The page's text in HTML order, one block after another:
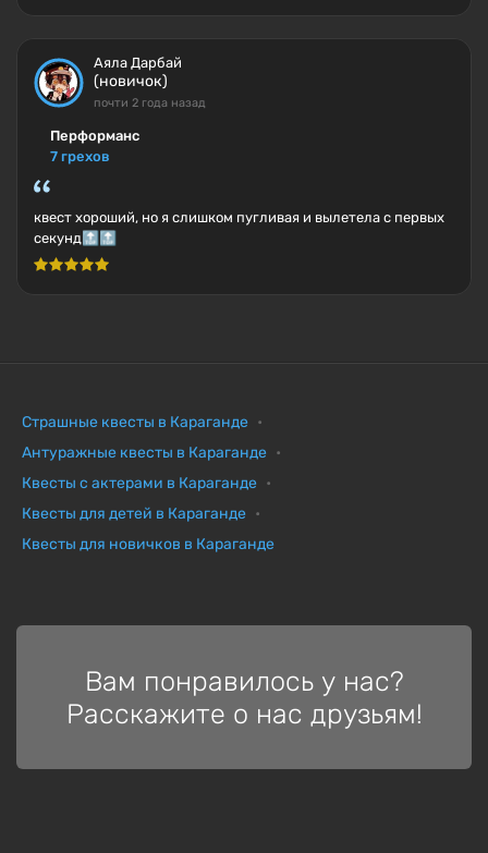
Аяла Дарбай
(новичок)
почти 2 года назад
Перформанс
7 грехов
квест хороший, но я слишком пугливая и вылетела с первых
секунд🔝🔝
Страшные квесты в Караганде
Антуражные квесты в Караганде
Квесты с актерами в Караганде
Квесты для детей в Караганде
Квесты для новичков в Караганде
Вам понравилось у нас?
Расскажите о нас друзьям!